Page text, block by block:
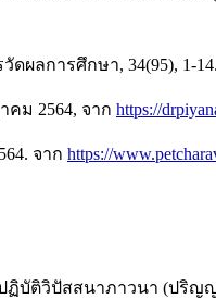
ผลการศึกษา, 34(95), 1-14.
ม 2564, จาก https://
จาก https://
ฏิบัติวิปัสสนาภาวนา (ป